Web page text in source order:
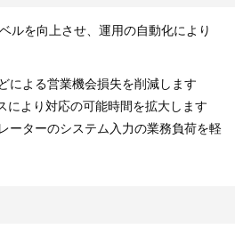
ルを向上させ、運用の自動化により
による営業機会損失を削減します
により対応の可能時間を拡大します
ーターのシステム入力の業務負荷を軽